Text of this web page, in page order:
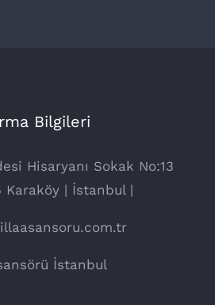
Bilgileri
Hisaryanı Sokak No:13
Karaköy | İstanbul |
İstanbul